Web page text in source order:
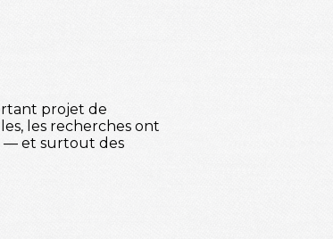
projet de
les recherches ont
— et surtout des